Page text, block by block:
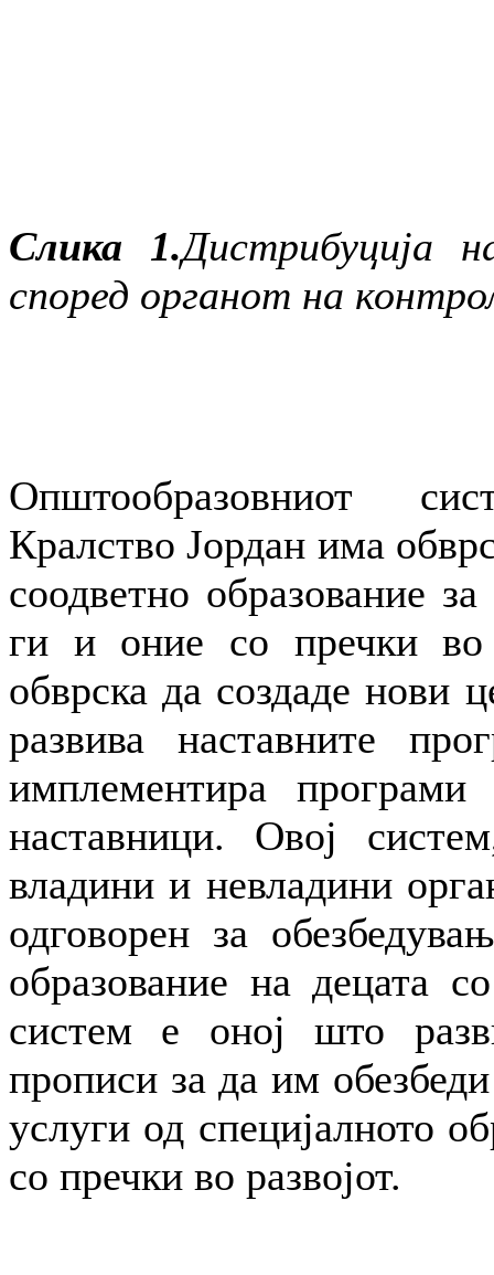
Слика 1.Дистрибуција
според органот на
Општообразовниот
Кралство Јордан има
соодветно образование
ги и оние со пречки во
обврска да создаде нови
развива наставните
имплементира
наставници. Овој
владини и невладини
одговорен за
образование на децата
систем е оној што
прописи за да им
услуги од специјалното
со пречки во развојот.